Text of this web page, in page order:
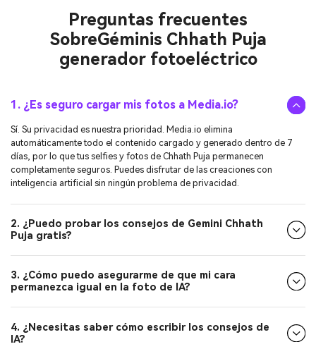
Preguntas frecuentes
SobreGéminis Chhath Puja
generador fotoeléctrico
1. ¿Es seguro cargar mis fotos a Media.io?
Sí. Su privacidad es nuestra prioridad. Media.io elimina
automáticamente todo el contenido cargado y generado dentro de 7
días, por lo que tus selfies y fotos de Chhath Puja permanecen
completamente seguros. Puedes disfrutar de las creaciones con
inteligencia artificial sin ningún problema de privacidad.
2. ¿Puedo probar los consejos de Gemini Chhath
Puja gratis?
3. ¿Cómo puedo asegurarme de que mi cara
permanezca igual en la foto de IA?
4. ¿Necesitas saber cómo escribir los consejos de
IA?